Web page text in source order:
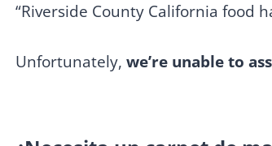
“Riverside County California food
Unfortunately, we’re unable to